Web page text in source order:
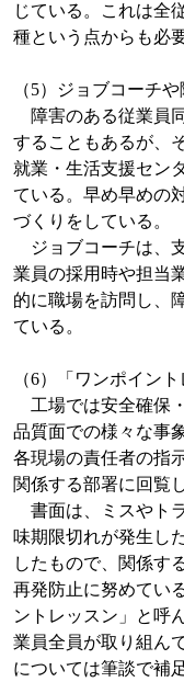
じている。これは全
種という点からも必
（5）ジョブコーチ
障害のある従業員
することもあるが、
就業・生活支援セン
ている。早め早めの
づくりをしている。
ジョブコーチは、
業員の採用時や担当
的に職場を訪問し、
ている。
（6）「ワンポイン
工場では安全確保
品質面での様々な事
各現場の責任者の指
関係する部署に回覧
書面は、ミスやト
味期限切れが発生し
したもので、関係す
再発防止に努めてい
ントレッスン」と呼
業員全員が取り組ん
については筆談で補